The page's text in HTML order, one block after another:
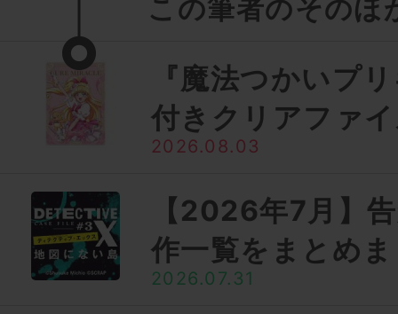
この筆者のそのほ
『魔法つかいプ
付きクリアファ
2026.08.03
【2026年7月】
作一覧をまとめ
2026.07.31